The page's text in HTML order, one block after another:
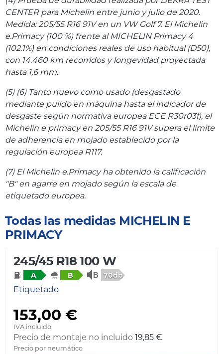
CENTER para Michelin entre junio y julio de 2020.
Medida: 205/55 R16 91V en un VW Golf 7. El Michelin
e.Primacy (100 %) frente al MICHELIN Primacy 4
(102.1%) en condiciones reales de uso habitual (D50),
con 14.460 km recorridos y longevidad proyectada
hasta 1,6 mm.
(5) (6) Tanto nuevo como usado (desgastado
mediante pulido en máquina hasta el indicador de
desgaste según normativa europea ECE R30r03f), el
Michelin e primacy en 205/55 R16 91V supera el límite
de adherencia en mojado establecido por la
regulación europea R117.
(7) El Michelin e.Primacy ha obtenido la calificación
"B" en agarre en mojado según la escala de
etiquetado europea.
Todas las medidas MICHELIN E
PRIMACY
245/45 R18 100 W
A B 70db
Etiquetado
153,00 €
IVA incluido
Precio de montaje no incluido 19,85 €
Precio por neumático